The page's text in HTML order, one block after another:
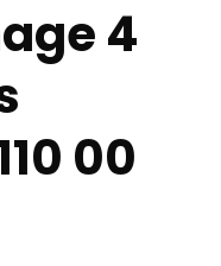
4
00